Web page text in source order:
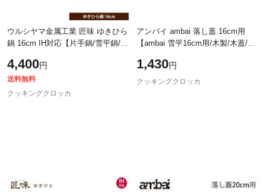
ウルシヤマ金属工業 匠味 ゆきひら
鍋 16cm IH対応【片手鍋/雪平鍋/行
ック/ウルシヤマ/日本製/送料無料
4,400円
送料無料
クッキングクロッカ
アンバイ ambai 落し蓋 16cm用
【ambai 雪平16cm用/木製/木蓋/木
た/あんばい/調理器具/日本製】
1,430円
クッキングクロッカ